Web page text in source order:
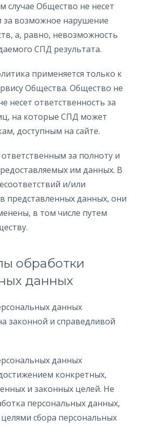
случае Общество не несет
за возможное нарушение
а, равно, невозможность
СПД результата.
применяется только к
Общества. Общество не
несет ответственность за
на которые СПД может
доступным на сайте.
ответственным за полноту и
им данных. В
и/или
представленных данных, они
в том числе путем
обработки
данных
данных
законной и справедливой
данных
конкретных,
и законных целей. Не
персональных данных,
сбора персональных